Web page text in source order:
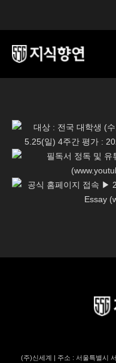
(주)신세계 | 주소 : 서울특별시